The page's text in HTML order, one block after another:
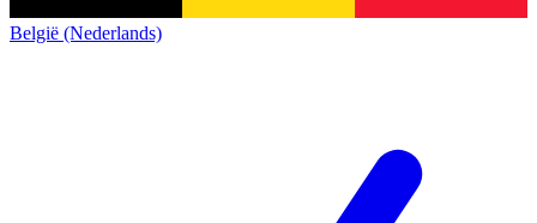
België (Nederlands)